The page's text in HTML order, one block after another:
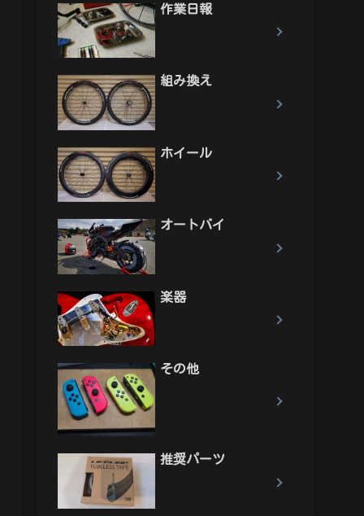
作業日報
組み換え
ホイール
オートバイ
楽器
その他
推奨パーツ